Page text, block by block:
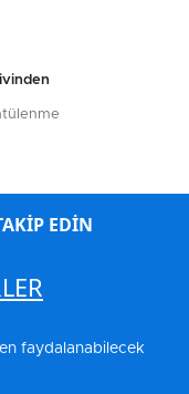
EDİN
faydalanabilecek